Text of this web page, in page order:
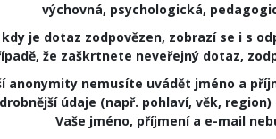
výchovná, psychologická,
je dotaz zodpovězen, zobrazí se i s
že zaškrtnete neveřejný dotaz,
anonymity nemusíte uvádět jméno a
údaje (např. pohlaví, věk,
Vaše jméno, příjmení a e-mail